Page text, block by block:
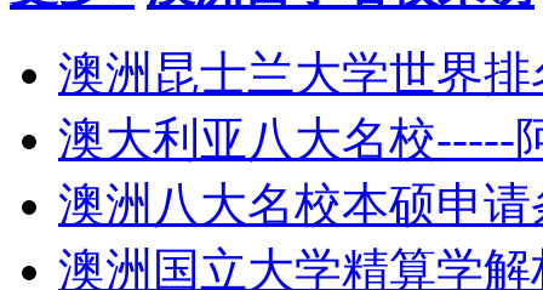
澳洲昆士兰大学世界排
澳大利亚八大名校-----
澳洲八大名校本硕申
澳洲国立大学精算学解